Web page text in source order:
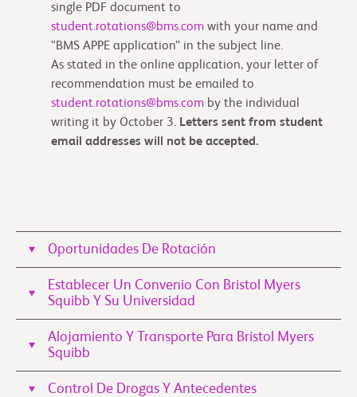
single PDF document to
student.rotations@bms.com with your name and
“BMS APPE application” in the subject line.
As stated in the online application, your letter of
recommendation must be emailed to
student.rotations@bms.com by the individual
writing it by October 3. Letters sent from student
email addresses will not be accepted.
Oportunidades De Rotación
Establecer Un Convenio Con Bristol Myers
Squibb Y Su Universidad
Alojamiento Y Transporte Para Bristol Myers
Squibb
Control De Drogas Y Antecedentes